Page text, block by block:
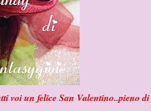
voi un felice San Valentino..pieno di